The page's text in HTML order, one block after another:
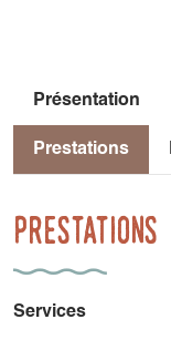
Présentation
Prestations
Prestations
Services